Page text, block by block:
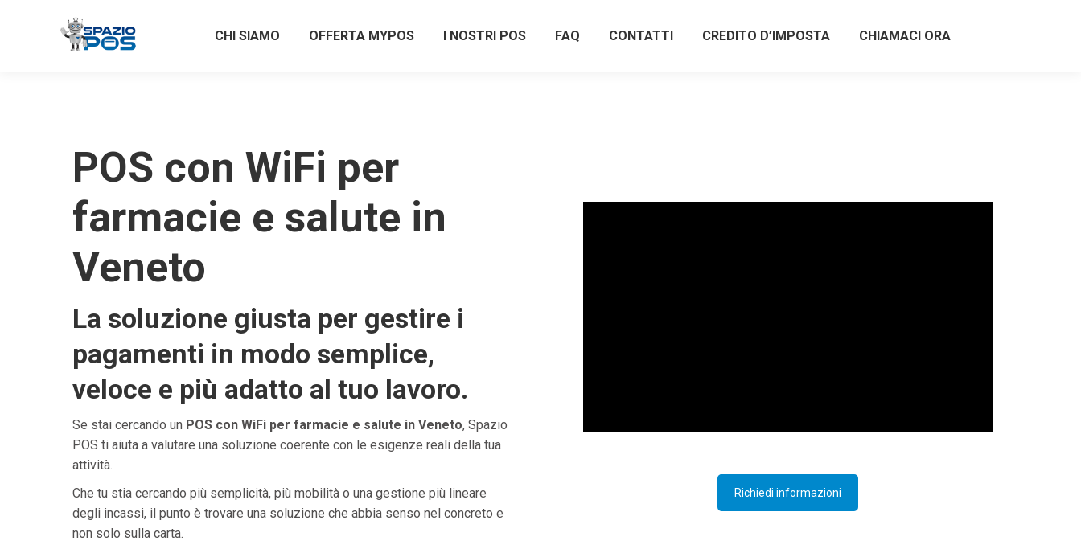
CHI SIAMO OFFERTA MYPOS I NOSTRI POS FAQ CONTATTI CREDITO D’IMPOSTA CHIAMACI ORA
POS con WiFi per
farmacie e salute in
Veneto
La soluzione giusta per gestire i
pagamenti in modo semplice,
veloce e più adatto al tuo lavoro.
Se stai cercando un POS con WiFi per farmacie e salute in Veneto, Spazio
POS ti aiuta a valutare una soluzione coerente con le esigenze reali della tua
attività.
Che tu stia cercando più semplicità, più mobilità o una gestione più lineare
degli incassi, il punto è trovare una soluzione che abbia senso nel concreto e
non solo sulla carta.
Richiedi informazioni